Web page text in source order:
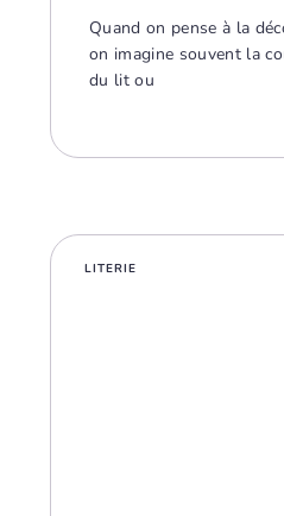
Quand on pense à la
on imagine souvent la
du lit ou
LITERIE